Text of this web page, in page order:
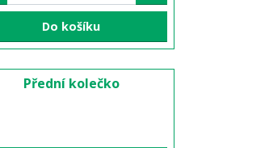
Do košíku
Přední kolečko